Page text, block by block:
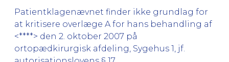
Patientklagenævnet finder ikke grundlag for
at kritisere overlæge A for hans behandling af
<****> den 2. oktober 2007 på
ortopædkirurgisk afdeling, Sygehus 1, jf.